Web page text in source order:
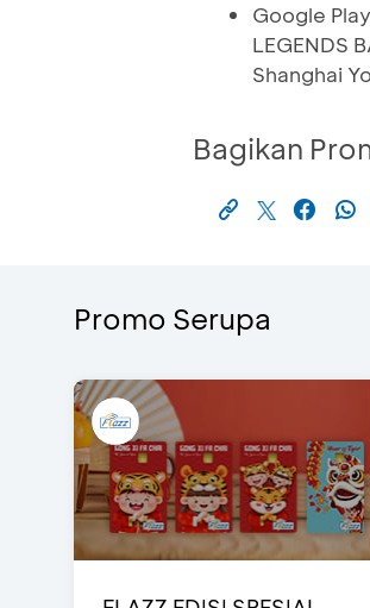
Google
LEGENDS
Shanghai
Bagikan
Promo Serupa